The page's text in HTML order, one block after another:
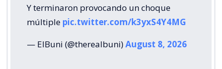
Y terminaron provocando un choque
múltiple pic.twitter.com/k3yxS4Y4MG
— ElBuni (@therealbuni)August 8, 2026